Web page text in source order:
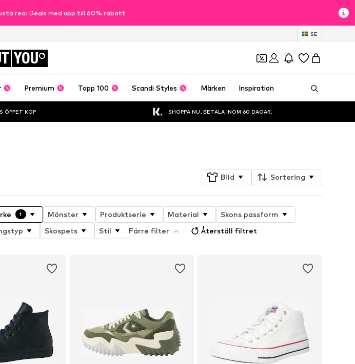
rea: Deals med upp till 60% rabatt
SE
YOU
Premium Topp 100 Scandi Styles Märken Inspiration
ÖPPET KÖP SHOPPA NU. BETALA INOM 60 DAGAR.
Bild Sortering
1 Mönster Produktserie Material
Skons passform
Skospets Stil Färre filter Återställ filtret